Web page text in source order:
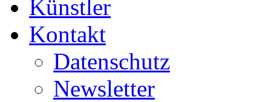
Künstler
Kontakt
Datenschutz
Newsletter